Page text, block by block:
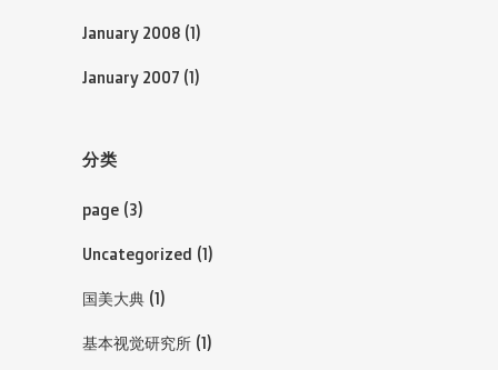
January 2008 (1)
January 2007 (1)
分类
page (3)
Uncategorized (1)
国美大典 (1)
基本视觉研究所 (1)